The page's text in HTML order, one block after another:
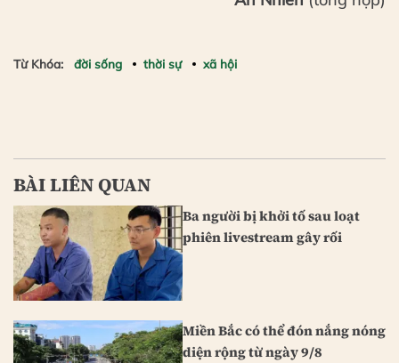
Từ Khóa: đời sống thời sự xã hội
BÀI LIÊN QUAN
Ba người bị khởi tố sau loạt
phiên livestream gây rối
Miền Bắc có thể đón nắng nóng
diện rộng từ ngày 9/8